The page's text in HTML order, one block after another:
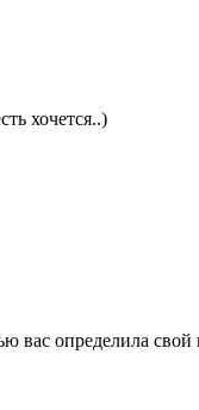
хочется..)
определила свой